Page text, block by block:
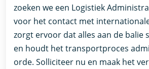
zoeken we een Logistiek
voor het contact met
zorgt ervoor dat alles aan de balie
en houdt het transportproces
orde. Solliciteer nu en maak het